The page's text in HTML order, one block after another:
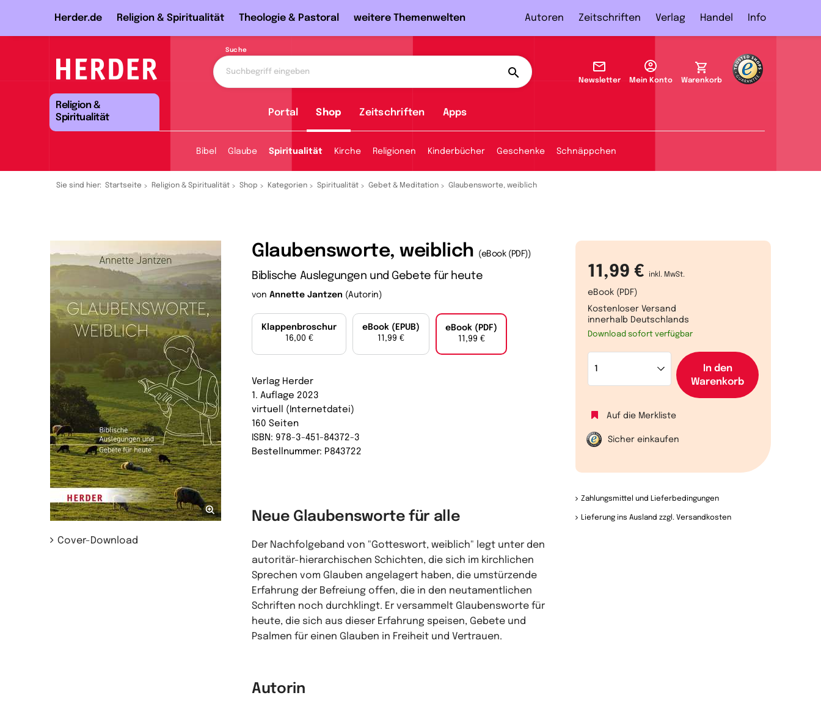
Herder.de Religion & Spiritualität Theologie & Pastoral weitere Themenwelten Autoren Zeitschriften Verlag Handel Info
Suche
Religion &
Spiritualität
Newsletter Mein Konto Warenkorb
Portal Shop Zeitschriften Apps
Bibel Glaube Spiritualität Kirche Religionen Kinderbücher Geschenke Schnäppchen
Sie sind hier: Startseite Religion & Spiritualität Shop Kategorien Spiritualität Gebet & Meditation Glaubensworte, weiblich
Cover-Download
11,99 € inkl. MwSt.
eBook (PDF)
Kostenloser Versand
innerhalb Deutschlands
Download sofort verfügbar
In den
Warenkorb
Auf die Merkliste
Sicher einkaufen
Zahlungsmittel und Lieferbedingungen
Lieferung ins Ausland zzgl. Versandkosten
Glaubensworte, weiblich (eBook (PDF))
Biblische Auslegungen und Gebete für heute
von Annette Jantzen (Autorin)
Klappenbroschur
16,00 €
eBook (EPUB)
11,99 €
eBook (PDF)
11,99 €
Verlag Herder
1. Auflage 2023
virtuell (Internetdatei)
160 Seiten
ISBN: 978-3-451-84372-3
Bestellnummer: P843722
Neue Glaubensworte für alle
Der Nachfolgeband von "Gotteswort, weiblich" legt unter den
autoritär-hierarchischen Schichten, die sich im kirchlichen
Sprechen vom Glauben angelagert haben, die umstürzende
Erfahrung der Befreiung offen, die in den neutamentlichen
Schriften noch durchklingt. Er versammelt Glaubensworte für
heute, die sich aus dieser Erfahrung speisen, Gebete und
Psalmen für einen Glauben in Freiheit und Vertrauen.
Autorin